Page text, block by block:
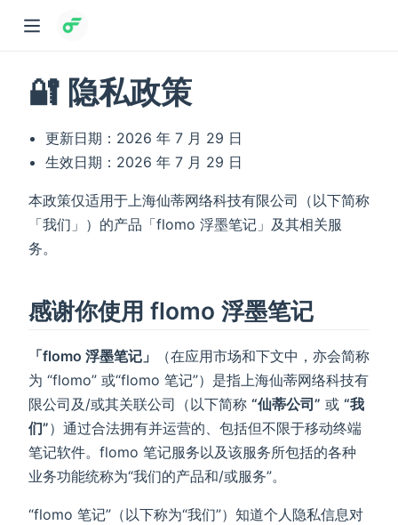
🔐 隐私政策
更新日期：2026 年 7 月 29 日
生效日期：2026 年 7 月 29 日
本政策仅适用于上海仙蒂网络科技有限公司（以下简称
「我们」）的产品「flomo 浮墨笔记」及其相关服
务。
感谢你使用 flomo 浮墨笔记
「flomo 浮墨笔记」
（在应用市场和下文中，亦会简称
为 “flomo” 或“flomo 笔记”）是指上海仙蒂网络科技有
限公司及/或其关联公司（以下简称 “仙蒂公司” 或 “我
们”）通过合法拥有并运营的、包括但不限于移动终端
笔记软件。flomo 笔记服务以及该服务所包括的各种
业务功能统称为“我们的产品和/或服务”。
“flomo 笔记”（以下称为“我们”）知道个人隐私信息对